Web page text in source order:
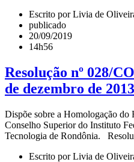
Escrito por Livia de
publicado
20/09/2019
14h56
Resolução nº 028/
de dezembro de 2013
Dispõe sobre a Homologação do
Conselho Superior do Instituto
Tecnologia de Rondônia.
Escrito por Livia de